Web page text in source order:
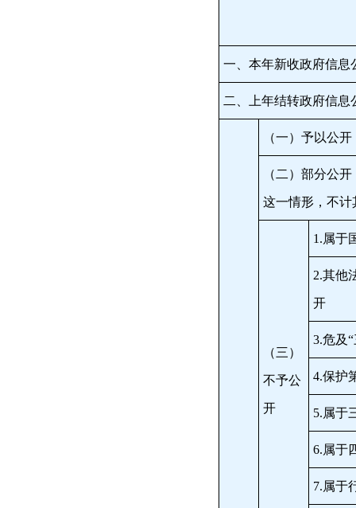
一、本年新收政府信息
二、上年结转政府信息
（一）予以公开
（二）部分公
这一情形，不计
（三）
不予公
开
1.属于
2.其他
开
3.危及
4.保护
5.属于
6.属于
7.属于